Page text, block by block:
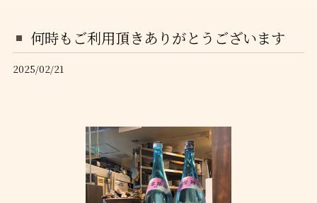
何時もご利用頂きありがとうございます
2025/02/21